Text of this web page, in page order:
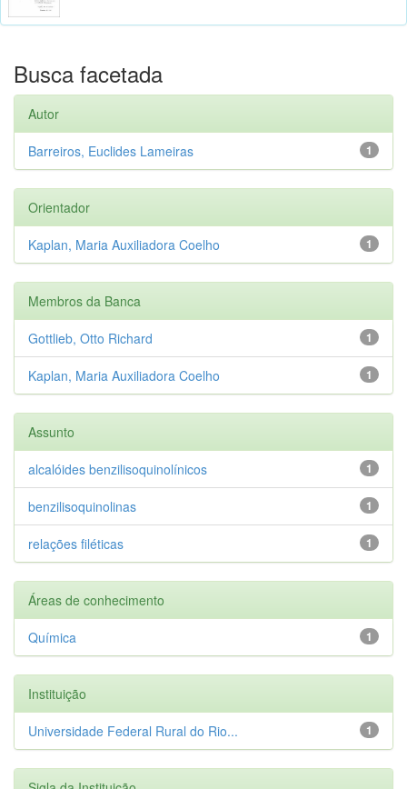
Busca facetada
Autor
1
Barreiros, Euclides Lameiras
Orientador
1
Kaplan, Maria Auxiliadora Coelho
Membros da Banca
1
Gottlieb, Otto Richard
1
Kaplan, Maria Auxiliadora Coelho
Assunto
1
alcalóides benzilisoquinolínicos
1
benzilisoquinolinas
1
relações filéticas
Áreas de conhecimento
1
Química
Instituição
1
Universidade Federal Rural do Rio...